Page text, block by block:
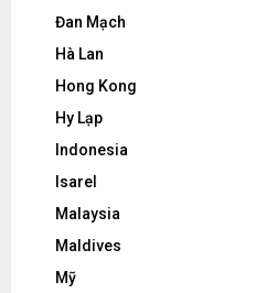
Đan Mạch
Hà Lan
Hong Kong
Hy Lạp
Indonesia
Isarel
Malaysia
Maldives
Mỹ